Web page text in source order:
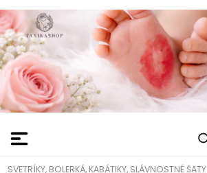
SVETRÍKY, BOLERKÁ, KABÁTIKY, SLÁVNOSTNÉ ŠATY